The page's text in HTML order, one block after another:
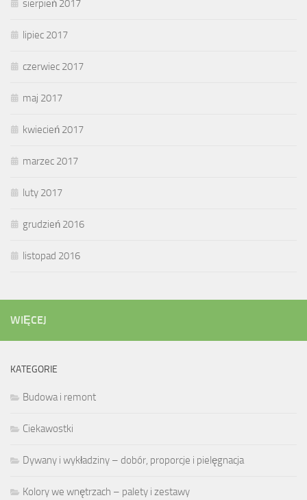
sierpień 2017
lipiec 2017
czerwiec 2017
maj 2017
kwiecień 2017
marzec 2017
luty 2017
grudzień 2016
listopad 2016
WIĘCEJ
KATEGORIE
Budowa i remont
Ciekawostki
Dywany i wykładziny – dobór, proporcje i pielęgnacja
Kolory we wnętrzach – palety i zestawy